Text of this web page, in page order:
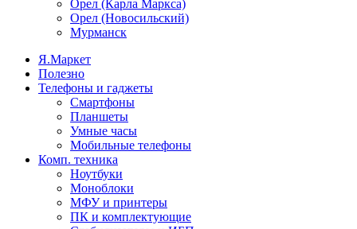
Орел (Карла Маркса)
Орел (Новосильский)
Мурманск
Я.Маркет
Полезно
Телефоны и гаджеты
Смартфоны
Планшеты
Умные часы
Мобильные телефоны
Комп. техника
Ноутбуки
Моноблоки
МФУ и принтеры
ПК и комплектующие